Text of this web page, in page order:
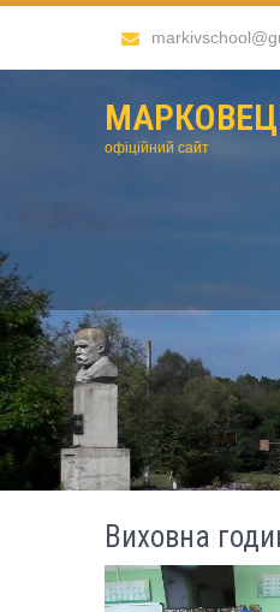
офіційний сайт
Виховна